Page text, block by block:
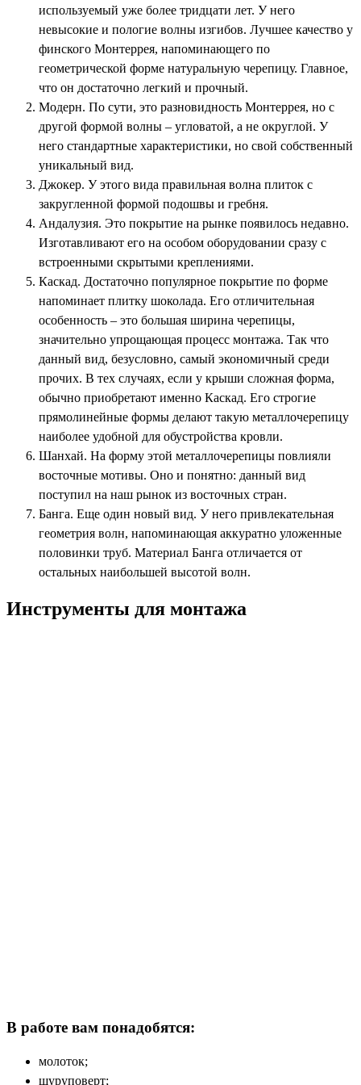
используемый уже более тридцати лет. У него
невысокие и пологие волны изгибов. Лучшее качество у
финского Монтеррея, напоминающего по
геометрической форме натуральную черепицу. Главное,
что он достаточно легкий и прочный.
Модерн. По сути, это разновидность Монтеррея, но с
другой формой волны – угловатой, а не округлой. У
него стандартные характеристики, но свой собственный
уникальный вид.
Джокер. У этого вида правильная волна плиток с
закругленной формой подошвы и гребня.
Андалузия. Это покрытие на рынке появилось недавно.
Изготавливают его на особом оборудовании сразу с
встроенными скрытыми креплениями.
Каскад. Достаточно популярное покрытие по форме
напоминает плитку шоколада. Его отличительная
особенность – это большая ширина черепицы,
значительно упрощающая процесс монтажа. Так что
данный вид, безусловно, самый экономичный среди
прочих. В тех случаях, если у крыши сложная форма,
обычно приобретают именно Каскад. Его строгие
прямолинейные формы делают такую металлочерепицу
наиболее удобной для обустройства кровли.
Шанхай. На форму этой металлочерепицы повлияли
восточные мотивы. Оно и понятно: данный вид
поступил на наш рынок из восточных стран.
Банга. Еще один новый вид. У него привлекательная
геометрия волн, напоминающая аккуратно уложенные
половинки труб. Материал Банга отличается от
остальных наибольшей высотой волн.
Инструменты для монтажа
В работе вам понадобятся:
молоток;
шуруповерт;